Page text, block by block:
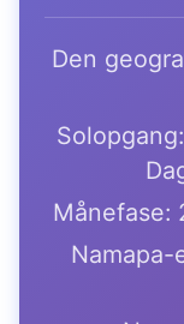
Den
Månefase: